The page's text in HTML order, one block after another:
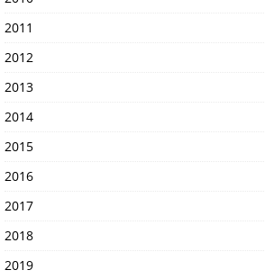
2011
2012
2013
2014
2015
2016
2017
2018
2019